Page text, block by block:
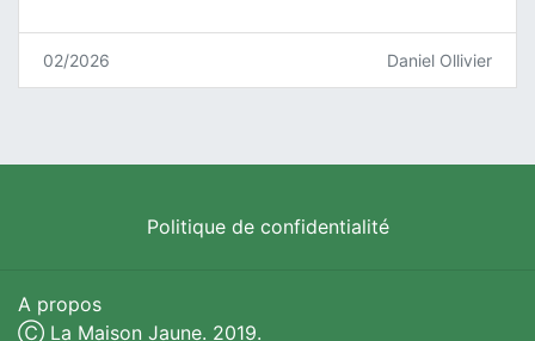
02/2026 Daniel Ollivier
Politique de confidentialité
A propos
Ⓒ La Maison Jaune. 2019.